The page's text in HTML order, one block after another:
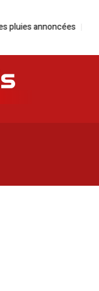
​Taekwondo | Adam